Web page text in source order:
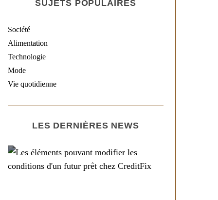
SUJETS POPULAIRES
Société
Alimentation
Technologie
Mode
Vie quotidienne
LES DERNIÈRES NEWS
Société